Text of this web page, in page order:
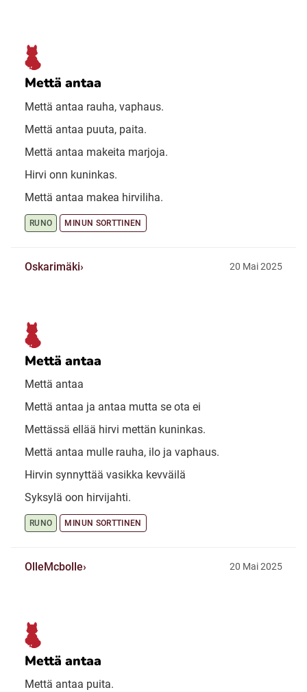
Mettä antaa
Mettä antaa rauha, vaphaus.
Mettä antaa puuta, paita.
Mettä antaa makeita marjoja.
Hirvi onn kuninkas.
Mettä antaa makea hirviliha.
RUNO MINUN SORTTINEN
Oskarimäki 20 Mai 2025
Mettä antaa
Mettä antaa
Mettä antaa ja antaa mutta se ota ei
Mettässä ellää hirvi mettän kuninkas.
Mettä antaa mulle rauha, ilo ja vaphaus.
Hirvin synnyttää vasikka kevväilä
Syksylä oon hirvijahti.
RUNO MINUN SORTTINEN
OlleMcbolle 20 Mai 2025
Mettä antaa
Mettä antaa puita.